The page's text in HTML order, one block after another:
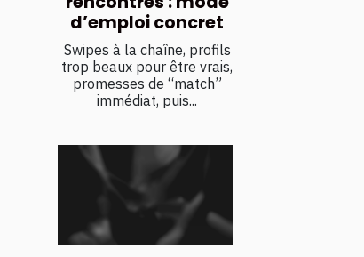
d’emploi concret
Swipes à la chaîne, profils
trop beaux pour être vrais,
promesses de “match”
immédiat, puis...